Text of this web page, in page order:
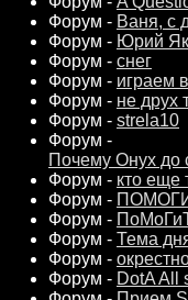
Форум - Ваня, с
Форум - Юрий
Форум - снег
Форум - играем
Форум - не друх
Форум - strela10
Форум -
Почему Онух до
Форум - кто еще
Форум -
Форум -
Форум - Тема
Форум -
Форум - DotA All